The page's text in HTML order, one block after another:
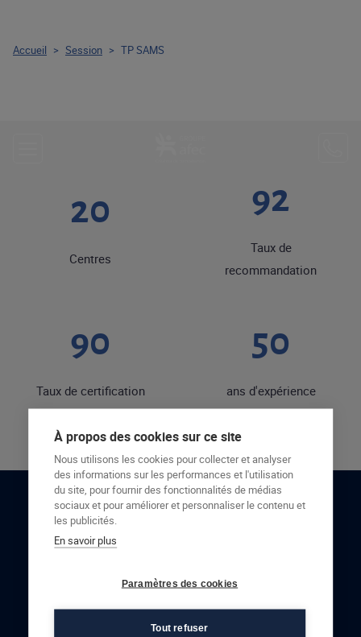
20
Centres
92
Taux de
recommandation
90
Taux de certification
50
ans d'expérience
RESTONS EN CONTACT
Accueil > Session > TP SAMS
À propos des cookies sur ce site
Nous utilisons les cookies pour collecter et analyser
des informations sur les performances et l'utilisation
du site, pour fournir des fonctionnalités de médias
sociaux et pour améliorer et personnaliser le contenu et
les publicités.
En savoir plus
Paramètres des cookies
Tout refuser